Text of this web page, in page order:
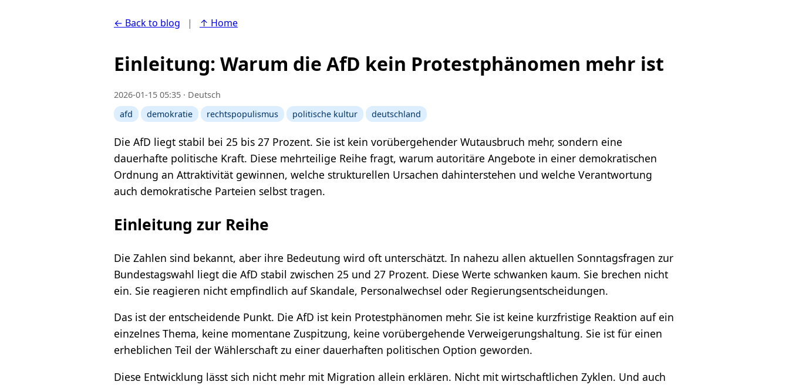
← Back to blog | ↑ Home
Einleitung: Warum die AfD kein Protestphänomen mehr ist
2026-01-15 05:35 · Deutsch
afd
demokratie rechtspopulismus politische kultur deutschland
Die AfD liegt stabil bei 25 bis 27 Prozent. Sie ist kein vorübergehender Wutausbruch mehr, sondern eine
dauerhafte politische Kraft. Diese mehrteilige Reihe fragt, warum autoritäre Angebote in einer demokratischen
Ordnung an Attraktivität gewinnen, welche strukturellen Ursachen dahinterstehen und welche Verantwortung
auch demokratische Parteien selbst tragen.
Einleitung zur Reihe
Die Zahlen sind bekannt, aber ihre Bedeutung wird oft unterschätzt. In nahezu allen aktuellen Sonntagsfragen zur
Bundestagswahl liegt die AfD stabil zwischen 25 und 27 Prozent. Diese Werte schwanken kaum. Sie brechen nicht
ein. Sie reagieren nicht empfindlich auf Skandale, Personalwechsel oder Regierungsentscheidungen.
Das ist der entscheidende Punkt. Die AfD ist kein Protestphänomen mehr. Sie ist keine kurzfristige Reaktion auf ein
einzelnes Thema, keine momentane Zuspitzung, keine vorübergehende Verweigerungshaltung. Sie ist für einen
erheblichen Teil der Wählerschaft zu einer dauerhaften politischen Option geworden.
Diese Entwicklung lässt sich nicht mehr mit Migration allein erklären. Nicht mit wirtschaftlichen Zyklen. Und auch